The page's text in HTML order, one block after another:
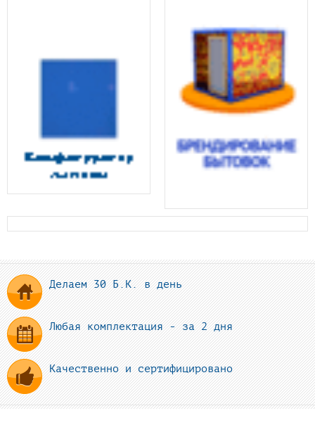
Делаем 30 Б.К. в день
Любая комплектация - за 2 дня
Качественно и сертифицировано